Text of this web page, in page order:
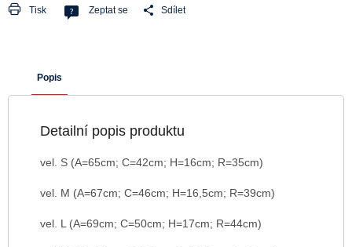
Tisk Zeptat se Sdílet
Popis
Detailní popis produktu
vel. S (A=65cm; C=42cm; H=16cm; R=35cm)
vel. M (A=67cm; C=46cm; H=16,5cm; R=39cm)
vel. L (A=69cm; C=50cm; H=17cm; R=44cm)